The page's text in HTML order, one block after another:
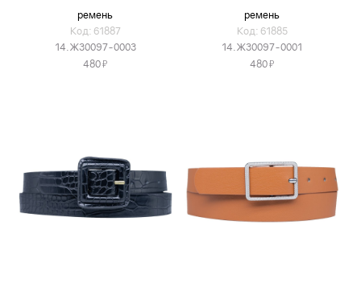
ремень
Код: 61887
14.Ж30097-0003
480Я
ремень
Код: 61885
14.Ж30097-0001
480Я